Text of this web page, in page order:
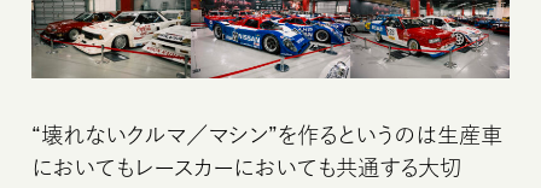
“壊れないクルマ／マシン”を作るというのは生産車
においてもレースカーにおいても共通する大切